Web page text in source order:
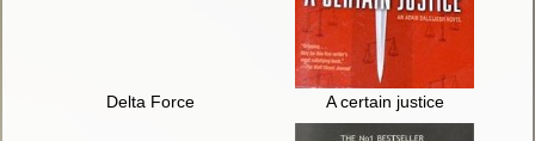
Delta Force A certain justice